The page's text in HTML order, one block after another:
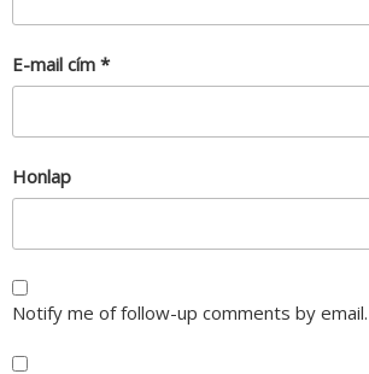
E-mail cím *
Honlap
Notify me of follow-up comments by email.